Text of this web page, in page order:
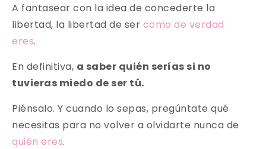
A fantasear con la idea de concederte la
libertad, la libertad de ser como de verdad
eres.
En definitiva, a saber quién serías si no
tuvieras miedo de ser tú.
Piénsalo. Y cuando lo sepas, pregúntate qué
necesitas para no volver a olvidarte nunca de
quién eres.